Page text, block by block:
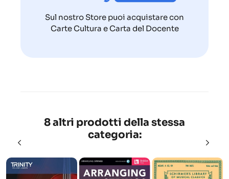
Sul nostro Store puoi acquistare con
Carte Cultura e Carta del Docente
8 altri prodotti della stessa
categoria: